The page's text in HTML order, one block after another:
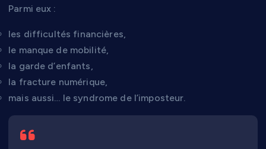
Parmi eux :
les difficultés financières,
le manque de mobilité,
la garde d’enfants,
la fracture numérique,
mais aussi… le syndrome de l’imposteur.